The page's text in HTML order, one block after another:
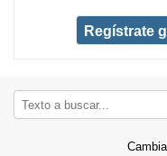
Regístrate